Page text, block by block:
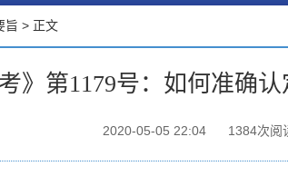
旨 > 正文
》第1179号：如何准确
2020-05-05 22:04 1384次阅